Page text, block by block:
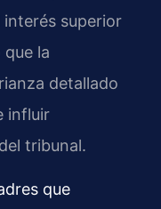
superior
la
detallado
influir
tribunal.
que